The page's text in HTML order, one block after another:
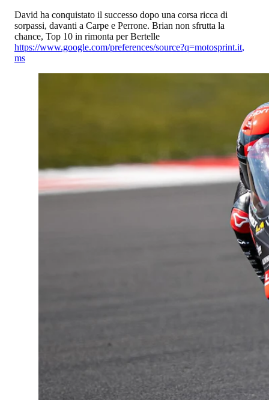
David ha conquistato il successo dopo una corsa ricca di
sorpassi, davanti a Carpe e Perrone. Brian non sfrutta la
chance, Top 10 in rimonta per Bertelle
https://www.google.com/preferences/source?q=motosprint.it,
ms